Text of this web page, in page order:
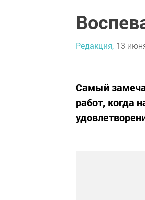
Редакция, 13
Самый
работ, когда